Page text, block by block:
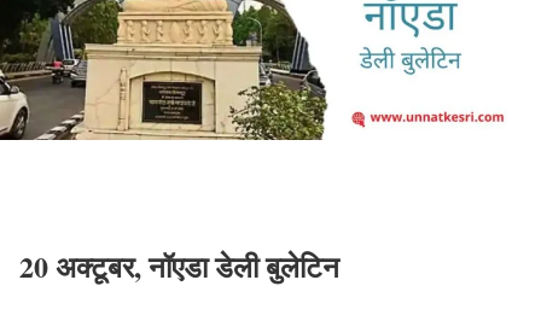
20 अक्टूबर, नॉएडा डेली बुलेटिन